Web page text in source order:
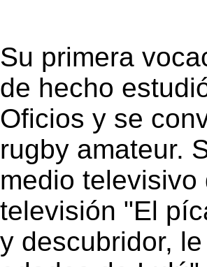
Su primera
de hecho
Oficios y se
rugby amateur.
medio
televisión "El
y descubridor,